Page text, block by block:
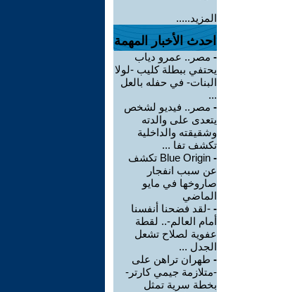
المزيد.....
احدث الأخبار المهمة
- مصر.. عمرو دياب
يحتفي ببطلة كليب -لولا
البنات- في حفله بالعل
...
- مصر.. فيديو لشخص
يتعدى على والدته
وشقيقته والداخلية
تكشف تفا ...
-
Blue Origin تكشف
عن سبب انفجار
صاروخها في مايو
الماضي
- -لقد فضحنا أنفسنا
أمام العالم-.. لقطة
عفوية لصلاح تشعل
الجدل ...
- طهران تراهن على
-متلازمة جيمي كارتر-
بخطة سرية تمثل